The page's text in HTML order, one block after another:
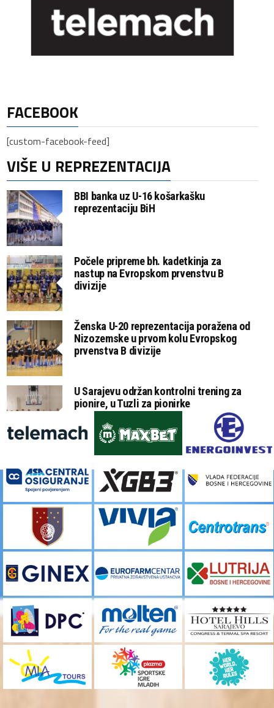
FACEBOOK
[custom-facebook-feed]
VIŠE U REPREZENTACIJA
BBI banka uz U-16 košarkašku
reprezentaciju BiH
Počele pripreme bh. kadetkinja za
nastup na Evropskom prvenstvu B
divizije
Ženska U-20 reprezentacija poražena od
Nizozemske u prvom kolu Evropskog
prvenstva B divizije
U Sarajevu održan kontrolni trening za
pionire, u Tuzli za pionirke